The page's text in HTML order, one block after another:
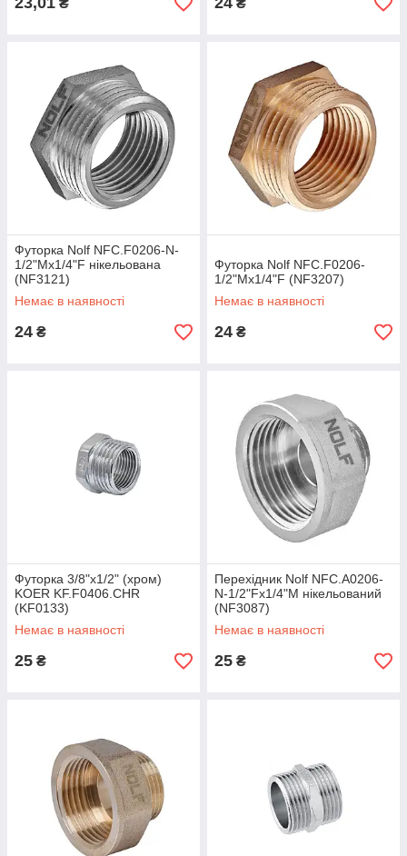
₴ ₴
Футорка Nolf NFC.F0206-N-
1/2"Mx1/4"F нікельована
(NF3121)
Немає в наявності
24 ₴
Футорка Nolf NFC.F0206-
1/2"Mx1/4"F (NF3207)
Немає в наявності
24 ₴
Футорка 3/8"х1/2" (хром)
KOER KF.F0406.CHR
(KF0133)
Немає в наявності
25 ₴
Перехідник Nolf NFC.A0206-
N-1/2"Fx1/4"M нікельований
(NF3087)
Немає в наявності
25 ₴